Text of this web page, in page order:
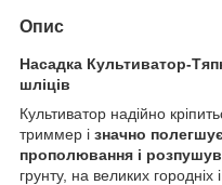
Опис
Насадка Культиватор-
шліців
Культиватор надійно
триммер і значно
прополювання і
грунту, на великих городніх